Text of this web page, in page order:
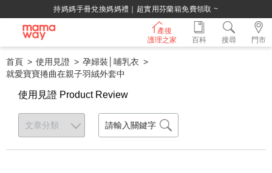
持媽媽手冊兌換媽媽禮｜超實用芬蘭箱免費領取 ~
產後
護理之家
門市
百科 搜尋
首頁 使用見證
孕婦裝│哺乳衣
就愛寶寶捲曲在親子羽絨外套中
使用見證 Product Review